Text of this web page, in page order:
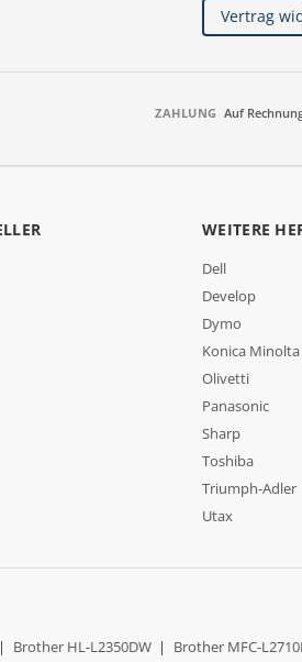
Vertrag
ZAHLUNG Auf
WEITERE
Dell
Develop
Dymo
Konica Minolta
Olivetti
Panasonic
Sharp
Toshiba
Triumph-Adler
Utax
| Brother HL-L2350DW | Brother MFC-